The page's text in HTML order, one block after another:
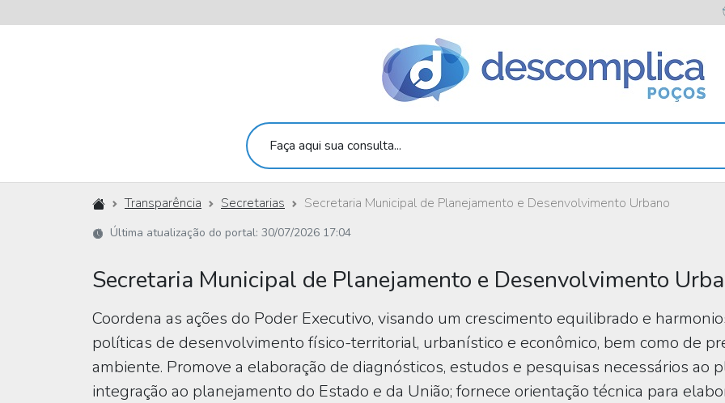
Faça aqui sua consulta...
Início Transparência Secretarias Secretaria Municipal de Planejamento e Desenvolvimento Urbano
Última atualização do portal: 30/07/2026 17:04
Secretaria Municipal de Planejamento e Desenvolvimento
Coordena as ações do Poder Executivo, visando um crescimento equilibrado e
políticas de desenvolvimento físico-territorial, urbanístico e econômico, bem como de
ambiente. Promove a elaboração de diagnósticos, estudos e pesquisas necessários ao
integração ao planejamento do Estado e da União; fornece orientação técnica para